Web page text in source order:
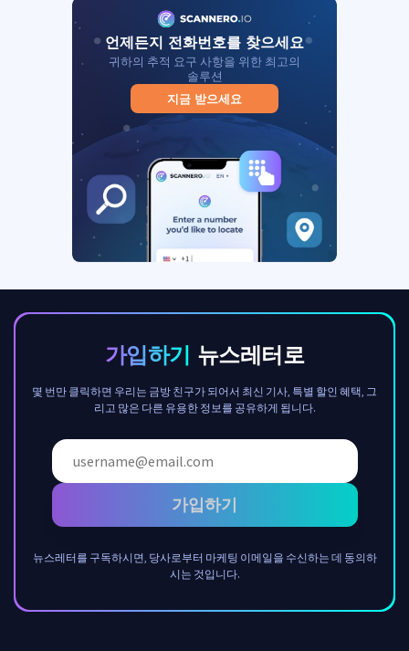
언제든지 전화번호를 찾으세요
귀하의 추적 요구 사항을 위한 최고의
솔루션
지금 받으세요
가입하기 뉴스레터로
몇 번만 클릭하면 우리는 금방 친구가 되어서 최신 기사, 특별 할인 혜택, 그
리고 많은 다른 유용한 정보를 공유하게 됩니다.
가입하기
뉴스레터를 구독하시면, 당사로부터 마케팅 이메일을 수신하는 데 동의하
시는 것입니다.